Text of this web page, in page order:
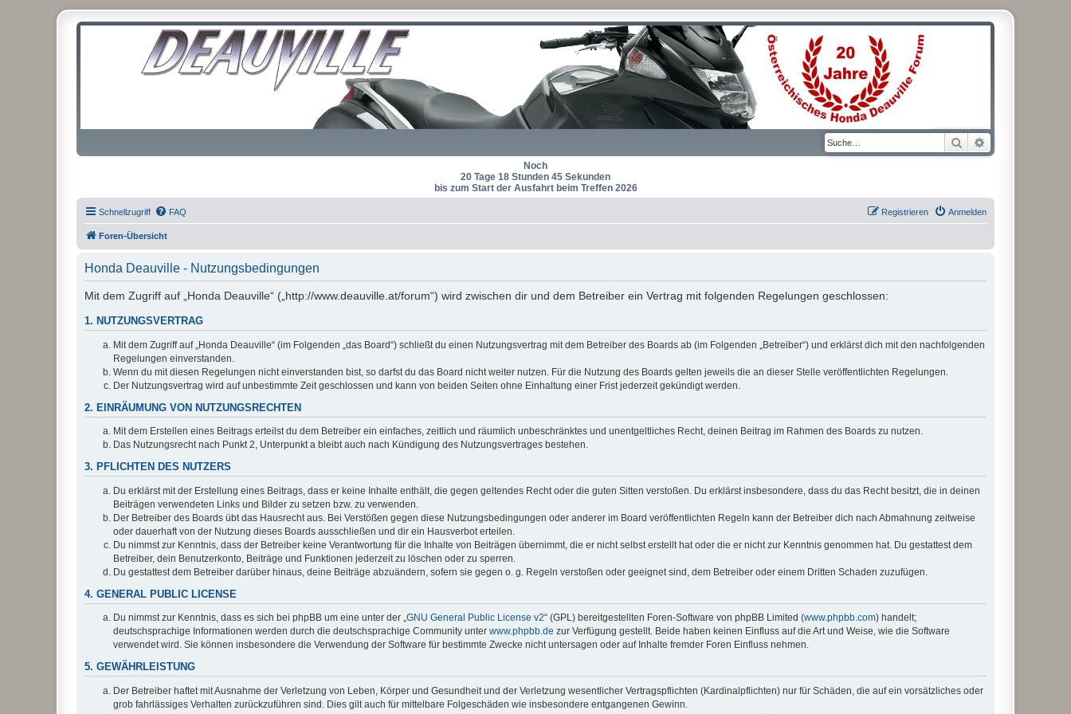
Suche
Noch
20 Tage 18 Stunden 45 Sekunden
bis zum Start der Ausfahrt beim Treffen 2026
Schnellzugriff FAQ Anmelden
Registrieren
Foren-Übersicht
Honda Deauville - Nutzungsbedingungen
Mit dem Zugriff auf „Honda Deauville“ („http://www.deauville.at/forum“) wird zwischen dir und dem Betreiber ein Vertrag mit folgenden Regelungen geschlossen:
1. NUTZUNGSVERTRAG
Mit dem Zugriff auf „Honda Deauville“ (im Folgenden „das Board“) schließt du einen Nutzungsvertrag mit dem Betreiber des Boards ab (im Folgenden „Betreiber“) und erklärst dich mit den nachfolgenden
Regelungen einverstanden.
Wenn du mit diesen Regelungen nicht einverstanden bist, so darfst du das Board nicht weiter nutzen. Für die Nutzung des Boards gelten jeweils die an dieser Stelle veröffentlichten Regelungen.
Der Nutzungsvertrag wird auf unbestimmte Zeit geschlossen und kann von beiden Seiten ohne Einhaltung einer Frist jederzeit gekündigt werden.
2. EINRÄUMUNG VON NUTZUNGSRECHTEN
Mit dem Erstellen eines Beitrags erteilst du dem Betreiber ein einfaches, zeitlich und räumlich unbeschränktes und unentgeltliches Recht, deinen Beitrag im Rahmen des Boards zu nutzen.
Das Nutzungsrecht nach Punkt 2, Unterpunkt a bleibt auch nach Kündigung des Nutzungsvertrages bestehen.
3. PFLICHTEN DES NUTZERS
Du erklärst mit der Erstellung eines Beitrags, dass er keine Inhalte enthält, die gegen geltendes Recht oder die guten Sitten verstoßen. Du erklärst insbesondere, dass du das Recht besitzt, die in deinen
Beiträgen verwendeten Links und Bilder zu setzen bzw. zu verwenden.
Der Betreiber des Boards übt das Hausrecht aus. Bei Verstößen gegen diese Nutzungsbedingungen oder anderer im Board veröffentlichten Regeln kann der Betreiber dich nach Abmahnung zeitweise
oder dauerhaft von der Nutzung dieses Boards ausschließen und dir ein Hausverbot erteilen.
Du nimmst zur Kenntnis, dass der Betreiber keine Verantwortung für die Inhalte von Beiträgen übernimmt, die er nicht selbst erstellt hat oder die er nicht zur Kenntnis genommen hat. Du gestattest dem
Betreiber, dein Benutzerkonto, Beiträge und Funktionen jederzeit zu löschen oder zu sperren.
Du gestattest dem Betreiber darüber hinaus, deine Beiträge abzuändern, sofern sie gegen o. g. Regeln verstoßen oder geeignet sind, dem Betreiber oder einem Dritten Schaden zuzufügen.
4. GENERAL PUBLIC LICENSE
Du nimmst zur Kenntnis, dass es sich bei phpBB um eine unter der „GNU General Public License v2“ (GPL) bereitgestellten Foren-Software von phpBB Limited (www.phpbb.com) handelt;
deutschsprachige Informationen werden durch die deutschsprachige Community unter www.phpbb.de zur Verfügung gestellt. Beide haben keinen Einfluss auf die Art und Weise, wie die Software
verwendet wird. Sie können insbesondere die Verwendung der Software für bestimmte Zwecke nicht untersagen oder auf Inhalte fremder Foren Einfluss nehmen.
5. GEWÄHRLEISTUNG
Der Betreiber haftet mit Ausnahme der Verletzung von Leben, Körper und Gesundheit und der Verletzung wesentlicher Vertragspflichten (Kardinalpflichten) nur für Schäden, die auf ein vorsätzliches oder
grob fahrlässiges Verhalten zurückzuführen sind. Dies gilt auch für mittelbare Folgeschäden wie insbesondere entgangenen Gewinn.